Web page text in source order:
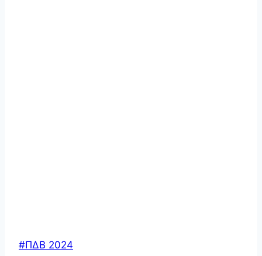
Post
#ΠΔΒ 2024